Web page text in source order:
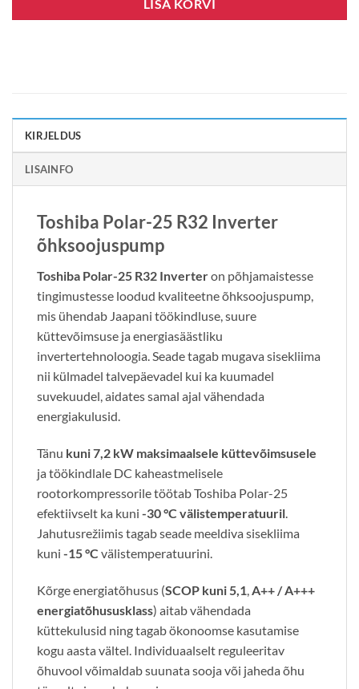
LISA KORVI
KIRJELDUS
LISAINFO
Toshiba Polar-25 R32 Inverter
õhksoojuspump
Toshiba Polar-25 R32 Inverteron põhjamaistesse
tingimustesse loodud kvaliteetne õhksoojuspump,
mis ühendab Jaapani töökindluse, suure
küttevõimsuse ja energiasäästliku
invertertehnoloogia. Seade tagab mugava sisekliima
nii külmadel talvepäevadel kui ka kuumadel
suvekuudel, aidates samal ajal vähendada
energiakulusid.
Tänu kuni 7,2 kW maksimaalsele küttevõimsusele
ja töökindlale DC kaheastmelisele
rootorkompressorile töötab Toshiba Polar-25
efektiivselt ka kuni -30 °C välistemperatuuril.
Jahutusrežiimis tagab seade meeldiva sisekliima
kuni -15 °C välistemperatuurini.
Kõrge energiatõhusus (SCOP kuni 5,1 A++ / A+++
energiatõhususklass) aitab vähendada
küttekulusid ning tagab ökonoomse kasutamise
kogu aasta vältel. Individuaalselt reguleeritav
õhuvool võimaldab suunata sooja või jaheda õhu